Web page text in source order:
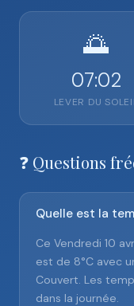
🌅
07:02
LEVER DU
❓ Questions
Quelle est la
Ce Vendredi 10
est de 8°C avec
Couvert. Les
dans la journée.